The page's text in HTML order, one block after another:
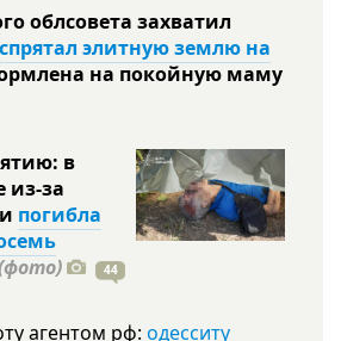
облсовета захватил
спрятал элитную землю на
на покойную маму
в
из-за
погибла
44
агентом рф: одесситу